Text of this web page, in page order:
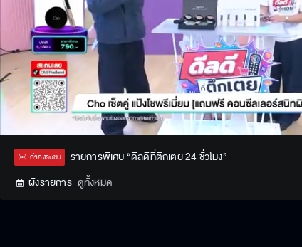
UnmuteStream
Type
กำลังรับชม
รายการพิเศษ “ดีลดีที่ตึกเตย 24 ชั่วโมง”
ผังรายการ ดูทั้งหมด